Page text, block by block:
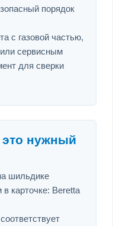
порядок
с газовой частью,
сервисным
для сверки
это нужный
шильдике
карточке: Beretta